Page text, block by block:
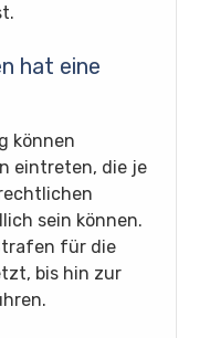
hat eine
können
eintreten, die je
sein können.
für die
bis hin zur